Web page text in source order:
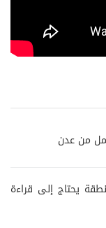
من عدن
يحتاج إلى قراءة